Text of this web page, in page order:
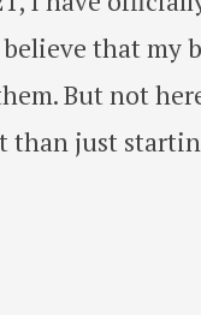
that my
But not
than just